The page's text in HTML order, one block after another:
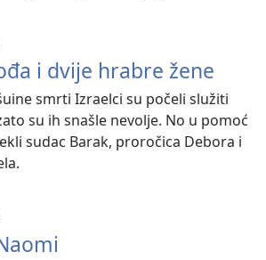
i dvije hrabre žene
smrti Izraelci su počeli služiti
su ih snašle nevolje. No u pomoć
sudac Barak, proročica Debora i